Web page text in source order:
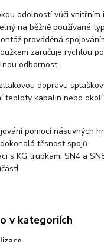
odolností vůči vnitřním
na běžně používané
prováděná
zaručuje rychlou
odbornost.
dopravu
teploty kapalin nebo
pomocí násuvných
těsnost spojů
s KG trubkami SN4 a
v kategoriích